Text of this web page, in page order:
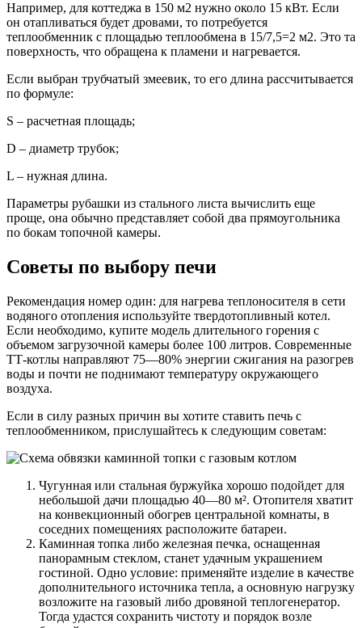
Например, для коттеджа в 150 м2 нужно около 15 кВт. Если
он отапливаться будет дровами, то потребуется
теплообменник с площадью теплообмена в 15/7,5=2 м2. Это та
поверхность, что обращена к пламени и нагревается.
Если выбран трубчатый змеевик, то его длина рассчитывается
по формуле:
S – расчетная площадь;
D – диаметр трубок;
L – нужная длина.
Параметры рубашки из стального листа вычислить еще
проще, она обычно представляет собой два прямоугольника
по бокам топочной камеры.
Советы по выбору печи
Рекомендация номер один: для нагрева теплоносителя в сети
водяного отопления используйте твердотопливный котел.
Если необходимо, купите модель длительного горения с
объемом загрузочной камеры более 100 литров. Современные
ТТ-котлы направляют 75—80% энергии сжигания на разогрев
воды и почти не поднимают температуру окружающего
воздуха.
Если в силу разных причин вы хотите ставить печь с
теплообменником, прислушайтесь к следующим советам:
Чугунная или стальная буржуйка хорошо подойдет для
небольшой дачи площадью 40—80 м². Отопителя хватит
на конвекционный обогрев центральной комнаты, в
соседних помещениях расположите батареи.
Каминная топка либо железная печка, оснащенная
панорамным стеклом, станет удачным украшением
гостиной. Одно условие: применяйте изделие в качестве
дополнительного источника тепла, а основную нагрузку
возложите на газовый либо дровяной теплогенератор.
Тогда удастся сохранить чистоту и порядок возле